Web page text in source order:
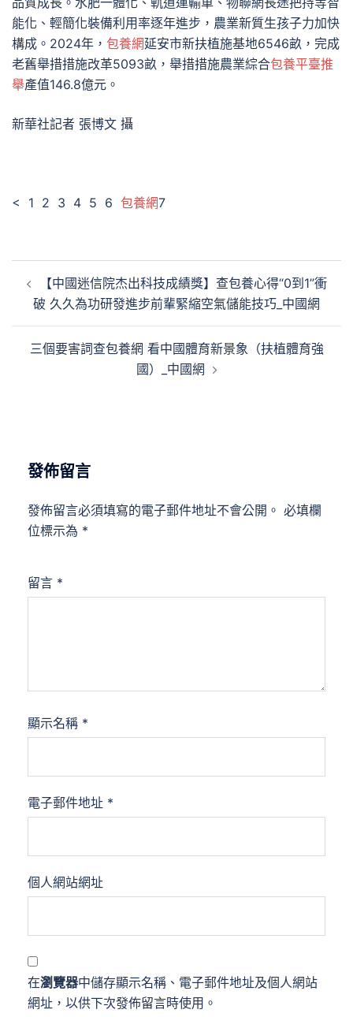
能化、輕簡化裝備利用率逐年進步，農業新質生孩子力加快
構成。2024年， 包養網延安市新扶植施基地6546畝，完成
老舊舉措措施改革5093畝，舉措措施農業綜合包養平臺推
舉產值146.8億元。
新華社記者 張博文 攝
< 1 2 3 4 5 6 包養網7
章
【中國迷信院杰出科技成績獎】查包養心得“0到1”衝
破 久久為功研發進步前輩緊縮空氣儲能技巧_中國網
三個要害詞查包養網 看中國體育新景象（扶植體育強
國）_中國網
發佈留言
發佈留言必須填寫的電子郵件地址不會公開。 必填欄
位標示為 *
留言 *
顯示名稱 *
電子郵件地址 *
個人網站網址
在瀏覽器中儲存顯示名稱、電子郵件地址及個人網站
網址，以供下次發佈留言時使用。